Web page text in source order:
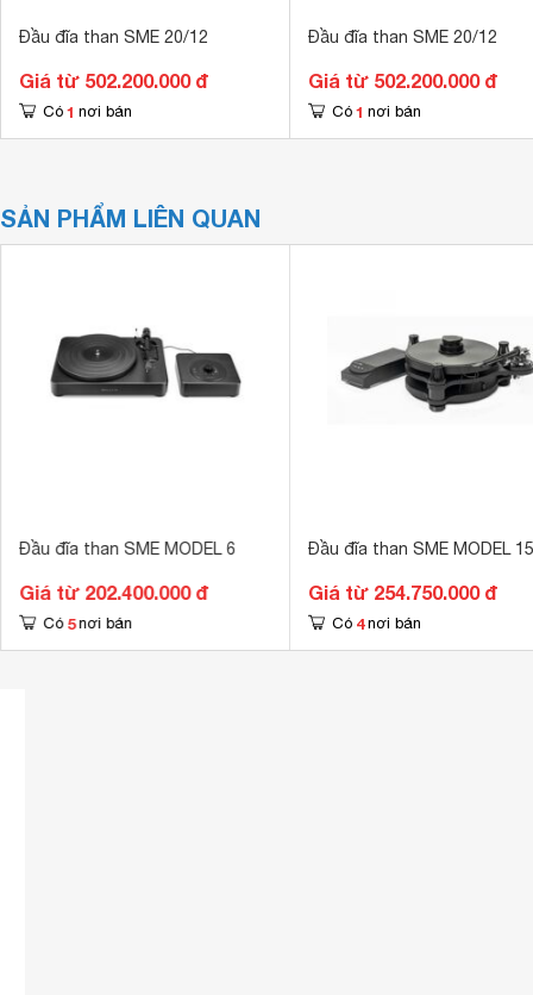
Đầu đĩa than SME 20/12
Giá từ 502.200.000 đ
Có 1 nơi bán
Đầu đĩa than SME 20/12
Giá từ 502.200.000 đ
Có 1 nơi bán
SẢN PHẨM LIÊN QUAN
Đầu đĩa than SME MODEL 6
Giá từ 202.400.000 đ
Có 5 nơi bán
Đầu đĩa than SME MODEL 15
Giá từ 254.750.000 đ
Có 4 nơi bán